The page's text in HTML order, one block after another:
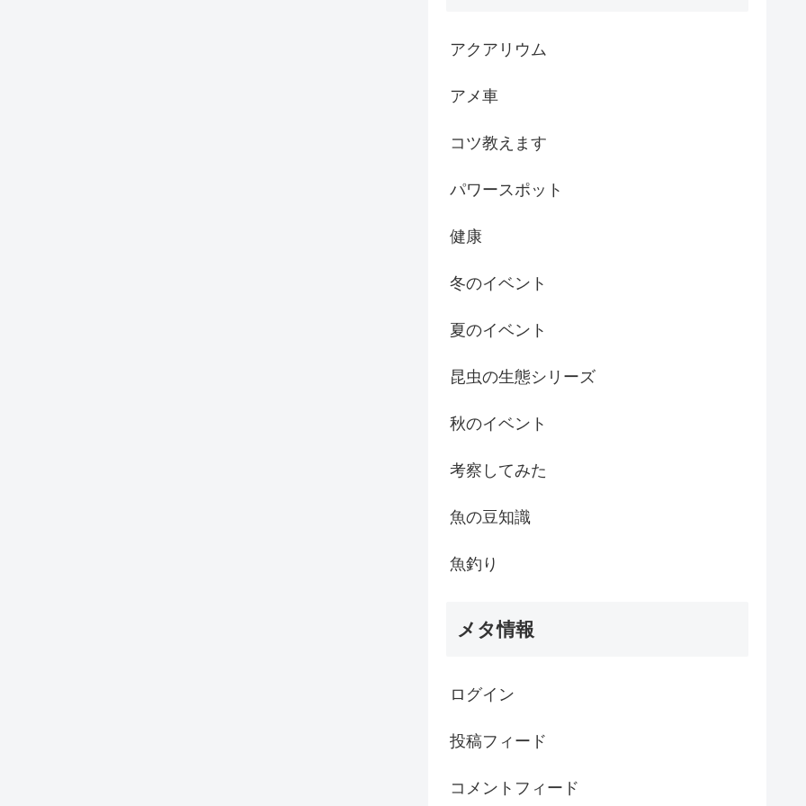
アクアリウム
アメ車
コツ教えます
パワースポット
健康
冬のイベント
夏のイベント
昆虫の生態シリーズ
秋のイベント
考察してみた
魚の豆知識
魚釣り
メタ情報
ログイン
投稿フィード
コメントフィード